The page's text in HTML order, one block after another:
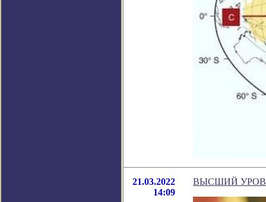
21.03.2022
14:09
ВЫСШИЙ